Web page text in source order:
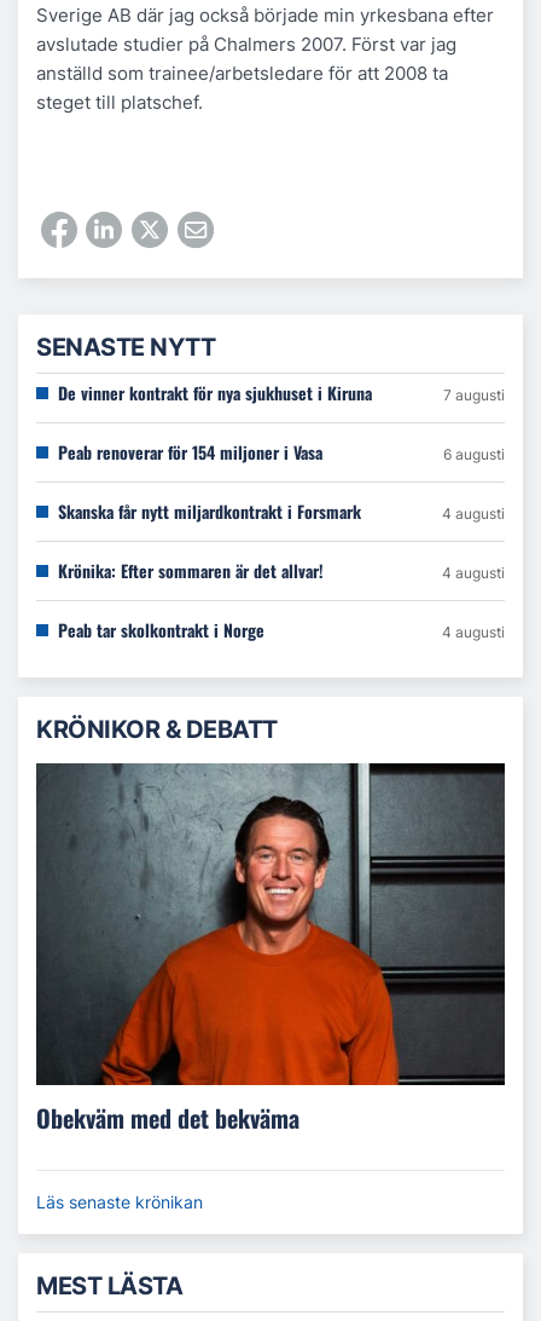
Sverige AB där jag också började min yrkesbana efter
avslutade studier på Chalmers 2007. Först var jag
anställd som trainee/arbetsledare för att 2008 ta
steget till platschef.
SENASTE NYTT
De vinner kontrakt för nya sjukhuset i Kiruna 7 augusti
Peab renoverar för 154 miljoner i Vasa 6 augusti
Skanska får nytt miljardkontrakt i Forsmark 4 augusti
Krönika: Efter sommaren är det allvar! 4 augusti
Peab tar skolkontrakt i Norge 4 augusti
KRÖNIKOR & DEBATT
Obekväm med det bekväma
Läs senaste krönikan
MEST LÄSTA